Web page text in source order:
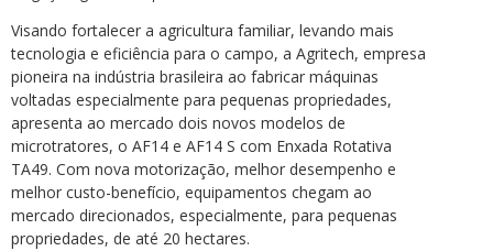
Visando fortalecer a agricultura familiar, levando mais
tecnologia e eficiência para o campo, a Agritech, empresa
pioneira na indústria brasileira ao fabricar máquinas
voltadas especialmente para pequenas propriedades,
apresenta ao mercado dois novos modelos de
microtratores, o AF14 e AF14 S com Enxada Rotativa
TA49. Com nova motorização, melhor desempenho e
melhor custo-benefício, equipamentos chegam ao
mercado direcionados, especialmente, para pequenas
propriedades, de até 20 hectares.